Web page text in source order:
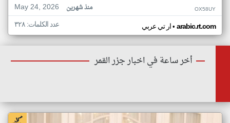
May 24, 2026
منذ شهرين OX58UY
ار تي عربي• arabic.rt.com عدد الكلمات: ٣٢٨
أخر ساعة في اخبار جزر القمر